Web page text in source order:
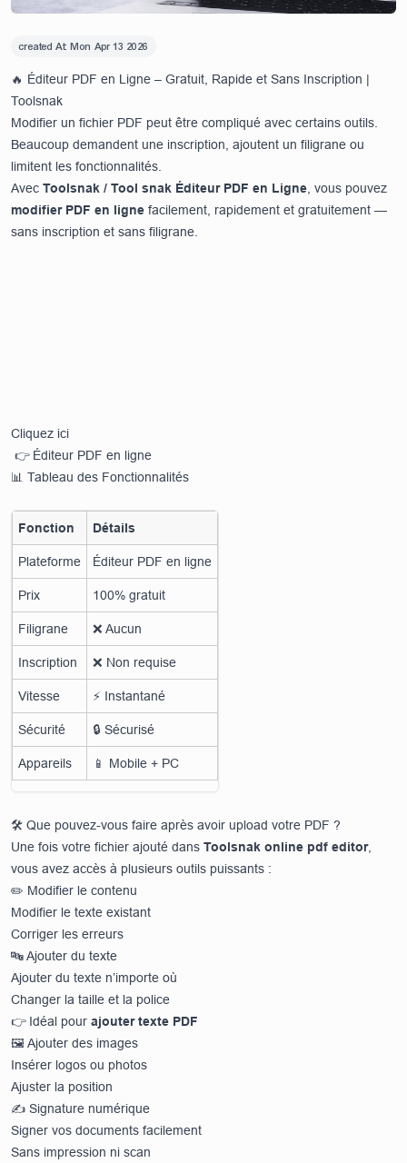
created At:Mon Apr 13 2026
🔥 Éditeur PDF en Ligne – Gratuit, Rapide et Sans Inscription |
Toolsnak
Modifier un fichier PDF peut être compliqué avec certains outils.
Beaucoup demandent une inscription, ajoutent un filigrane ou
limitent les fonctionnalités.
Avec Toolsnak / Tool snak Éditeur PDF en Ligne , vous pouvez
modifier PDF en ligne facilement, rapidement et gratuitement —
sans inscription et sans filigrane.
Cliquez ici
👉 Éditeur PDF en ligne
📊 Tableau des Fonctionnalités
Fonction Détails
Plateforme Éditeur PDF en ligne
Prix 100% gratuit
Filigrane ❌ Aucun
Inscription ❌ Non requise
Vitesse ⚡ Instantané
Sécurité 🔒 Sécurisé
Appareils 📱 Mobile + PC
🛠 Que pouvez-vous faire après avoir upload votre PDF ?
Une fois votre fichier ajouté dans Toolsnak online pdf editor,
vous avez accès à plusieurs outils puissants :
✏️ Modifier le contenu
Modifier le texte existant
Corriger les erreurs
🔤 Ajouter du texte
Ajouter du texte n’importe où
Changer la taille et la police
👉 Idéal pour ajouter texte PDF
🖼 Ajouter des images
Insérer logos ou photos
Ajuster la position
✍️ Signature numérique
Signer vos documents facilement
Sans impression ni scan